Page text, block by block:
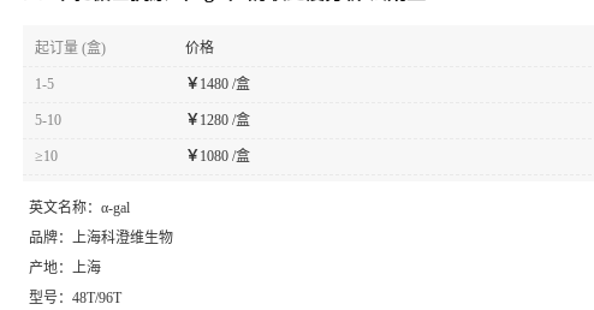
起订量 (盒) 价格
1-5 ￥ 1480 /盒
5-10 ￥ 1280 /盒
≥10 ￥ 1080 /盒
英文名称： α-gal
品牌： 上海科澄维生物
产地： 上海
型号： 48T/96T